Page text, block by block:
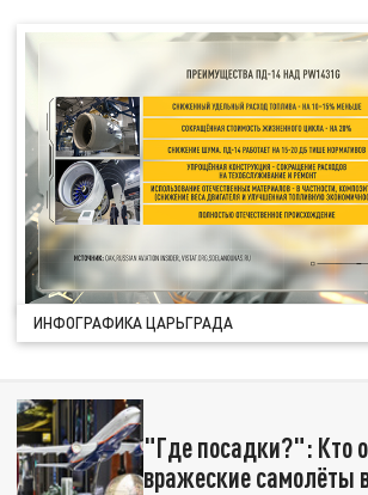
ИНФОГРАФИКА ЦАРЬГРАДА
"Где посадки?": Кто
вражеские самолёты